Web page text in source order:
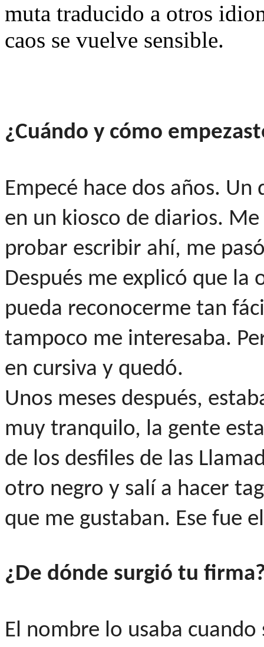
muta traducido a otros
caos se vuelve sensible.
¿Cuándo y cómo
Empecé hace dos años.
en un kiosco de diarios.
probar escribir ahí, me
Después me explicó que la
pueda reconocerme tan
tampoco me interesaba.
en cursiva y quedó.
Unos meses después,
muy tranquilo, la gente
de los desfiles de las
otro negro y salí a hacer
que me gustaban. Ese fue
¿De dónde surgió tu
El nombre lo usaba